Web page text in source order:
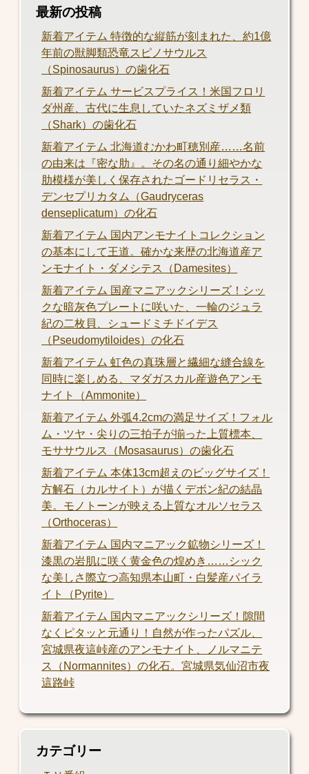
最新の投稿
新着アイテム 特徴的な縦筋が刻まれた、約1億
年前の獣脚類恐竜スピノサウルス
（Spinosaurus）の歯化石
新着アイテム サービスプライス！米国フロリ
ダ州産、古代に生息していたネズミザメ類
（Shark）の歯化石
新着アイテム 北海道むかわ町穂別産……名前
の由来は『密な肋』。その名の通り細やかな
肋模様が美しく保存されたゴードリセラス・
デンセプリカタム（Gaudryceras
denseplicatum）の化石
新着アイテム 国内アンモナイトコレクション
の基本にして王道。確かな来歴の北海道産ア
ンモナイト・ダメシテス（Damesites）
新着アイテム 国産マニアックシリーズ！シッ
クな暗灰色プレートに咲いた、一輪のジュラ
紀の二枚貝、シュードミチドイデス
（Pseudomytiloides）の化石
新着アイテム 虹色の真珠層と繊細な縫合線を
同時に楽しめる、マダガスカル産遊色アンモ
ナイト（Ammonite）
新着アイテム 外弧4.2cmの満足サイズ！フォル
ム・ツヤ・尖りの三拍子が揃った上質標本、
モササウルス（Mosasaurus）の歯化石
新着アイテム 本体13cm超えのビッグサイズ！
方解石（カルサイト）が描くデボン紀の結晶
美。モノトーンが映える上質なオルソセラス
（Orthoceras）
新着アイテム 国内マニアック鉱物シリーズ！
漆黒の岩肌に咲く黄金色の煌めき……シック
な美しさ際立つ高知県本山町・白髪産パイラ
イト（Pyrite）
新着アイテム 国内マニアックシリーズ！隙間
なくピタッと元通り！自然が作ったパズル、
宮城県夜這峠産のアンモナイト、ノルマニテ
ス（Normannites）の化石。宮城県気仙沼市夜
這路峠
カテゴリー